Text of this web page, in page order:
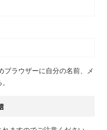
ブラウザーに自分の名前、メ